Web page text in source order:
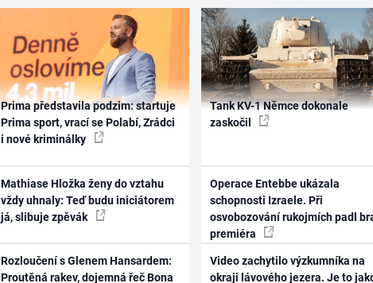
Prima představila podzim: startuje
Prima sport, vrací se Polabí, Zrádci
i nové kriminálky
Mathiase Hložka ženy do vztahu
vždy uhnaly: Teď budu iniciátorem
já, slibuje zpěvák
Rozloučení s Glenem Hansardem:
Proutěná rakev, dojemná řeč Bona
Tank KV-1 Němce dokonale
zaskočil
Operace Entebbe ukázala
schopnosti Izraele. Při
osvobozování rukojmích padl
premiéra
Video zachytilo výzkumníka na
okraji lávového jezera. Je to